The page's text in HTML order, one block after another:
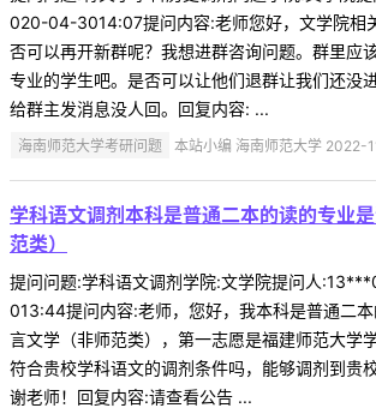
020-04-3014:07提问内容:老师您好，文学院相
否可以再开新群呢？我想进群咨询问题。群里应
专业的学生吧。是否可以让他们退群让我们还没
给群主发消息没人回。回复内容: ...
海南师范大学考研问题 本站小编 海南师范大学 2022-
学科语文调剂本科是普通二本的读的专业
范类）
提问问题:学科语文调剂学院:文学院提问人
013:44提问内容:老师，您好，我本科是普通二
言文学（非师范类），第一志愿是福建师范大学
符合贵校学科语文的调剂条件吗，能够调剂到贵
谢老师！回复内容:请查看公告 ...